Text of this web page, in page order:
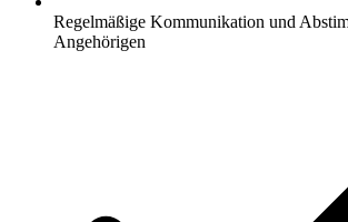
Regelmäßige Kommunikation und
Angehörigen